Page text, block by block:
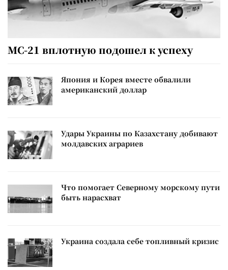
МС-21 вплотную подошел к успеху
Япония и Корея вместе обвалили
американский доллар
Удары Украины по Казахстану добивают
молдавских аграриев
Что помогает Северному морскому пути
быть нарасхват
Украина создала себе топливный кризис